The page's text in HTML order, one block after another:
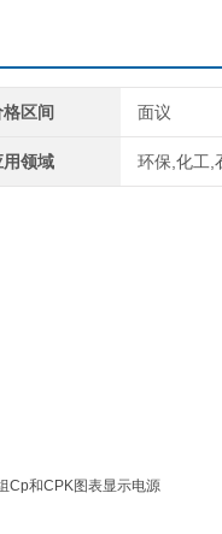
区间 面议
用领域 环保,化工,
Cp和CPK图表显示电源